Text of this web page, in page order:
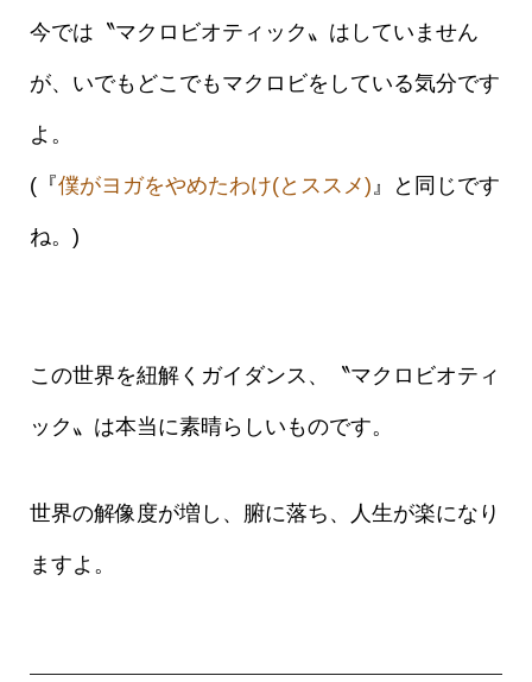
今では〝マクロビオティック〟はしていません
が、いでもどこでもマクロビをしている気分です
よ。
(『僕がヨガをやめたわけ(とススメ)』と同じです
ね。)
この世界を紐解くガイダンス、〝マクロビオティ
ック〟は本当に素晴らしいものです。
世界の解像度が増し、腑に落ち、人生が楽になり
ますよ。